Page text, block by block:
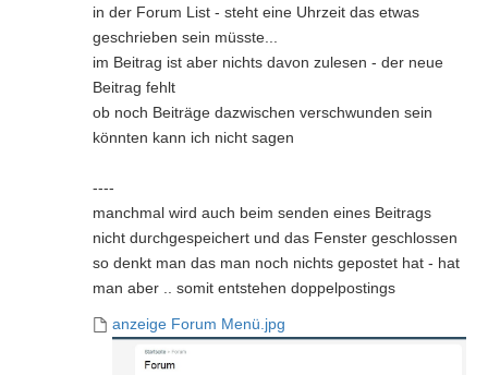
in der Forum List - steht eine Uhrzeit das etwas
geschrieben sein müsste...
im Beitrag ist aber nichts davon zulesen - der neue
Beitrag fehlt
ob noch Beiträge dazwischen verschwunden sein
könnten kann ich nicht sagen
----
manchmal wird auch beim senden eines Beitrags
nicht durchgespeichert und das Fenster geschlossen
so denkt man das man noch nichts gepostet hat - hat
man aber .. somit entstehen doppelpostings
anzeige Forum Menü.jpg